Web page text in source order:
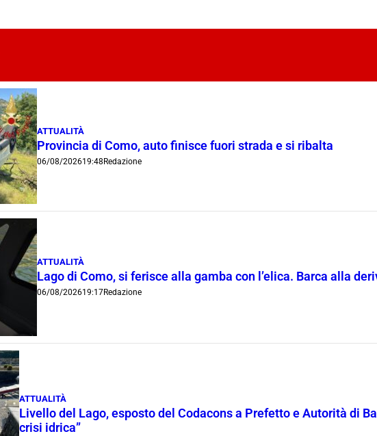
ATTUALITÀ
Provincia di Como, auto finisce fuori strada e si ribalta
06/08/202619:48 Redazione
ATTUALITÀ
Lago di Como, si ferisce alla gamba con l’elica. Barca alla
06/08/202619:17Redazione
ATTUALITÀ
Livello del Lago, esposto del Codacons a Prefetto e Autorità di
crisi idrica”